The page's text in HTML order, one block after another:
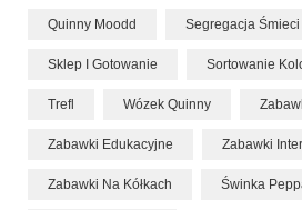
Quinny Moodd Segregacja Śmieci
Sklep I Gotowanie Sortowanie
Trefl Wózek Quinny
Zabawki Edukacyjne Zabawki
Zabawki Na Kółkach Świnka